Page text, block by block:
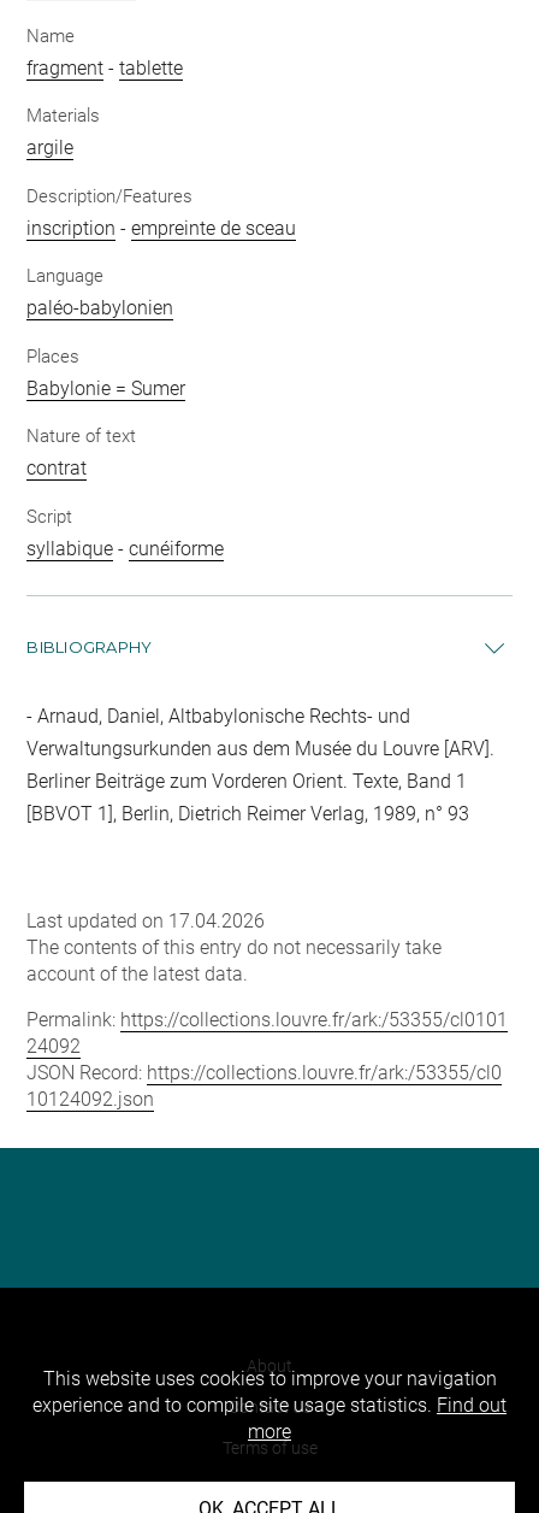
Name
fragment -tablette
Materials
argile
Description/Features
inscription -empreinte de sceau
Language
paléo-babylonien
Places
Babylonie = Sumer
Nature of text
contrat
Script
syllabique -cunéiforme
BIBLIOGRAPHY
Arnaud, Daniel, Altbabylonische Rechts- und
Verwaltungsurkunden aus dem Musée du Louvre [ARV].
Berliner Beiträge zum Vorderen Orient. Texte, Band 1
[BBVOT 1], Berlin, Dietrich Reimer Verlag, 1989, n° 93
Last updated on 17.04.2026
The contents of this entry do not necessarily take
account of the latest data.
Permalink: https://collections.louvre.fr/ark:/53355/cl0101
24092
JSON Record: https://collections.louvre.fr/ark:/53355/cl0
10124092.json
About
Contact Us
Terms of use
Cookies
This website uses cookies to improve your navigation
experience and to compile site usage statistics. Find out
more
OK, ACCEPT ALL